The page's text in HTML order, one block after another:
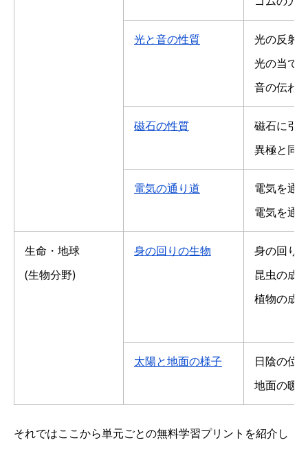
光と音の性質
光の反射
光の当て
音の伝わ
磁石の性質
磁石に引
異極と同
電気の通り道
電気を通
電気を通
生命・地球
(生物分野)
身の回りの生物
身の回り
昆虫の成
植物の成
太陽と地面の様子
日陰の位
地面の暖
それではここから単元ごとの無料学習プリントを紹介し